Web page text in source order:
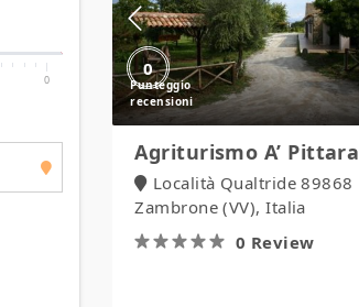
0
0
Agriturismo A’ Pittara
Località Qualtride 89868
Zambrone (VV), Italia
0 Review